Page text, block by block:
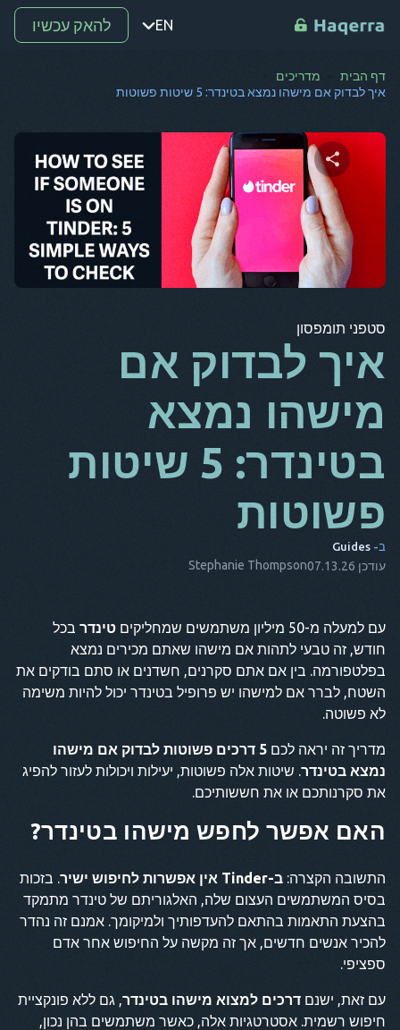
EN
נקודה
מ-
SV
קו
BG
מאז
ES
נקודה
הוא
להאק עכשיו
דף הבית
מדריכים
איך לבדוק אם מישהו נמצא בטינדר: 5 שיטות פשוטות
שתף מאמר זה
טוויטר פייסבוק העתק קישור
סטפני תומפסון
איך לבדוק אם
מישהו נמצא
בטינדר: 5 שיטות
פשוטות
ב- Guides
עודכן 07.13.26 Stephanie Thompson
עם למעלה מ-50 מיליון משתמשים שמחליקים טינדר בכל
חודש, זה טבעי לתהות אם מישהו שאתם מכירים נמצא
בפלטפורמה. בין אם אתם סקרנים, חשדנים או סתם בודקים את
השטח, לברר אם למישהו יש פרופיל בטינדר יכול להיות משימה
לא פשוטה.
מדריך זה יראה לכם
5 דרכים פשוטות לבדוק אם מישהו
נמצא בטינדר. שיטות אלה פשוטות, יעילות ויכולות לעזור להפיג
את סקרנותכם או את חששותיכם.
האם אפשר לחפש מישהו בטינדר?
התשובה הקצרה: ב-Tinder אין אפשרות לחיפוש ישיר
. בזכות
בסיס המשתמשים העצום שלה, האלגוריתם של טינדר מתמקד
בהצעת התאמות בהתאם להעדפותיך ולמיקומך. אמנם זה נהדר
להכיר אנשים חדשים, אך זה מקשה על החיפוש אחר אדם
ספציפי.
עם זאת, ישנם דרכים למצוא מישהו בטינדר, גם ללא פונקציית
חיפוש רשמית. אסטרטגיות אלה, כאשר משתמשים בהן נכון,